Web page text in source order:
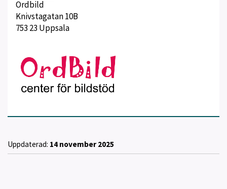
Ordbild
Knivstagatan 10B
753 23 Uppsala
Uppdaterad: 14 november 2025